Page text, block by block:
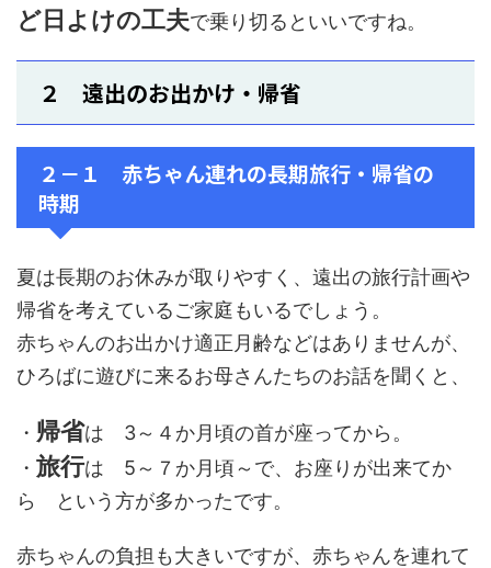
ど日よけの工夫で乗り切るといいですね。
２ 遠出のお出かけ・帰省
２－１ 赤ちゃん連れの長期旅行・帰省の
時期
夏は長期のお休みが取りやすく、遠出の旅行計画や
帰省を考えているご家庭もいるでしょう。
赤ちゃんのお出かけ適正月齢などはありませんが、
ひろばに遊びに来るお母さんたちのお話を聞くと、
・ 帰省は 3～４か月頃の首が座ってから。
・ 旅行は 5～７か月頃～で、お座りが出来てか
ら という方が多かったです。
赤ちゃんの負担も大きいですが、赤ちゃんを連れて